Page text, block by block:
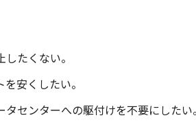
たくない。
安くしたい。
センターへの駆付けを不要にしたい